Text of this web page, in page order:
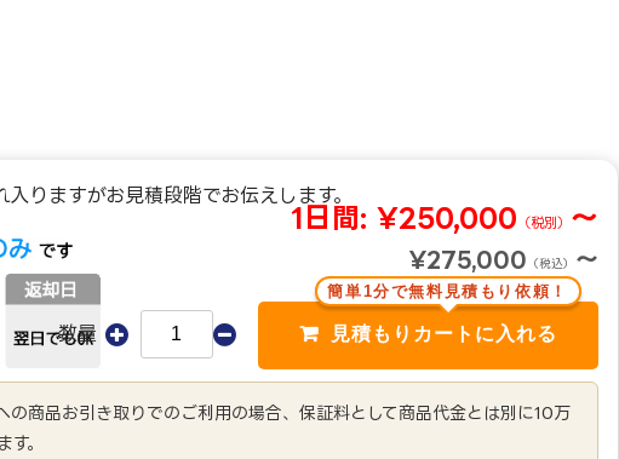
りますがお見積段階でお伝えします。
1日間:¥250,000 （税別） ～
¥275,000 （税込） ～
数量
簡単1分で無料見積もり依頼！
商品お引き取りでのご利用の場合、保証料として商品代金とは別に10万
。